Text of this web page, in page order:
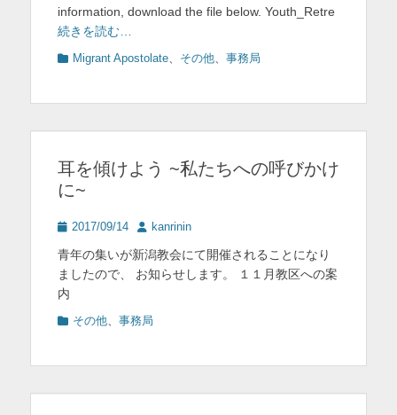
information, download the file below. Youth_Retre
続きを読む…
カ Migrant Apostolate その他 事務局
耳を傾けよう ~私たちへの呼びかけ
に~
投
日
2017/09/14
投
者
kanrinin
青年の集いが新潟教会にて開催されることになり
ましたので、 お知らせします。 １１月教区への案
内
カ その他 事務局